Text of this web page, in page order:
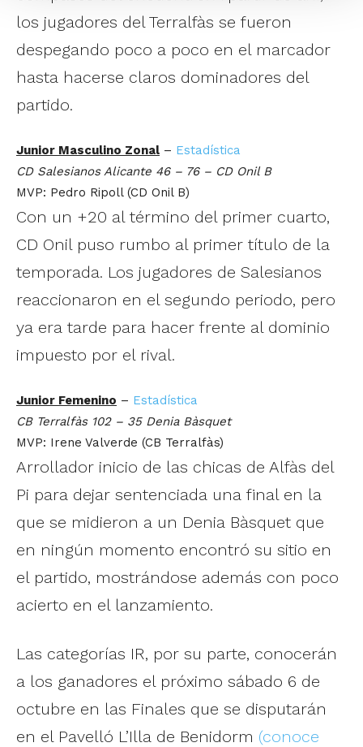
los jugadores del Terralfàs se fueron
despegando poco a poco en el marcador
hasta hacerse claros dominadores del
partido.
Junior Masculino Zonal – Estadística
CD Salesianos Alicante 46 – 76 – CD Onil B
MVP: Pedro Ripoll (CD Onil B)
Con un +20 al término del primer cuarto,
CD Onil puso rumbo al primer título de la
temporada. Los jugadores de Salesianos
reaccionaron en el segundo periodo, pero
ya era tarde para hacer frente al dominio
impuesto por el rival.
Junior Femenino – Estadística
CB Terralfàs 102 – 35 Denia Bàsquet
MVP: Irene Valverde (CB Terralfàs)
Arrollador inicio de las chicas de Alfàs del
Pi para dejar sentenciada una final en la
que se midieron a un Denia Bàsquet que
en ningún momento encontró su sitio en
el partido, mostrándose además con poco
acierto en el lanzamiento.
Las categorías IR, por su parte, conocerán
a los ganadores el próximo sábado 6 de
octubre en las Finales que se disputarán
en el Pavelló L’Illa de Benidorm (conoce